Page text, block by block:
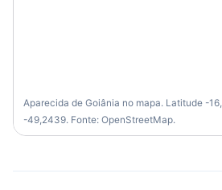
Aparecida de Goiânia no mapa. Latitude -
-49,2439. Fonte: OpenStreetMap.